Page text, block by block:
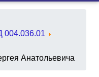
004.036.01
Анатольевича